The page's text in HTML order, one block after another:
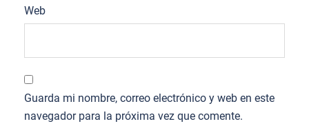
Web
Guarda mi nombre, correo electrónico y web en este
navegador para la próxima vez que comente.